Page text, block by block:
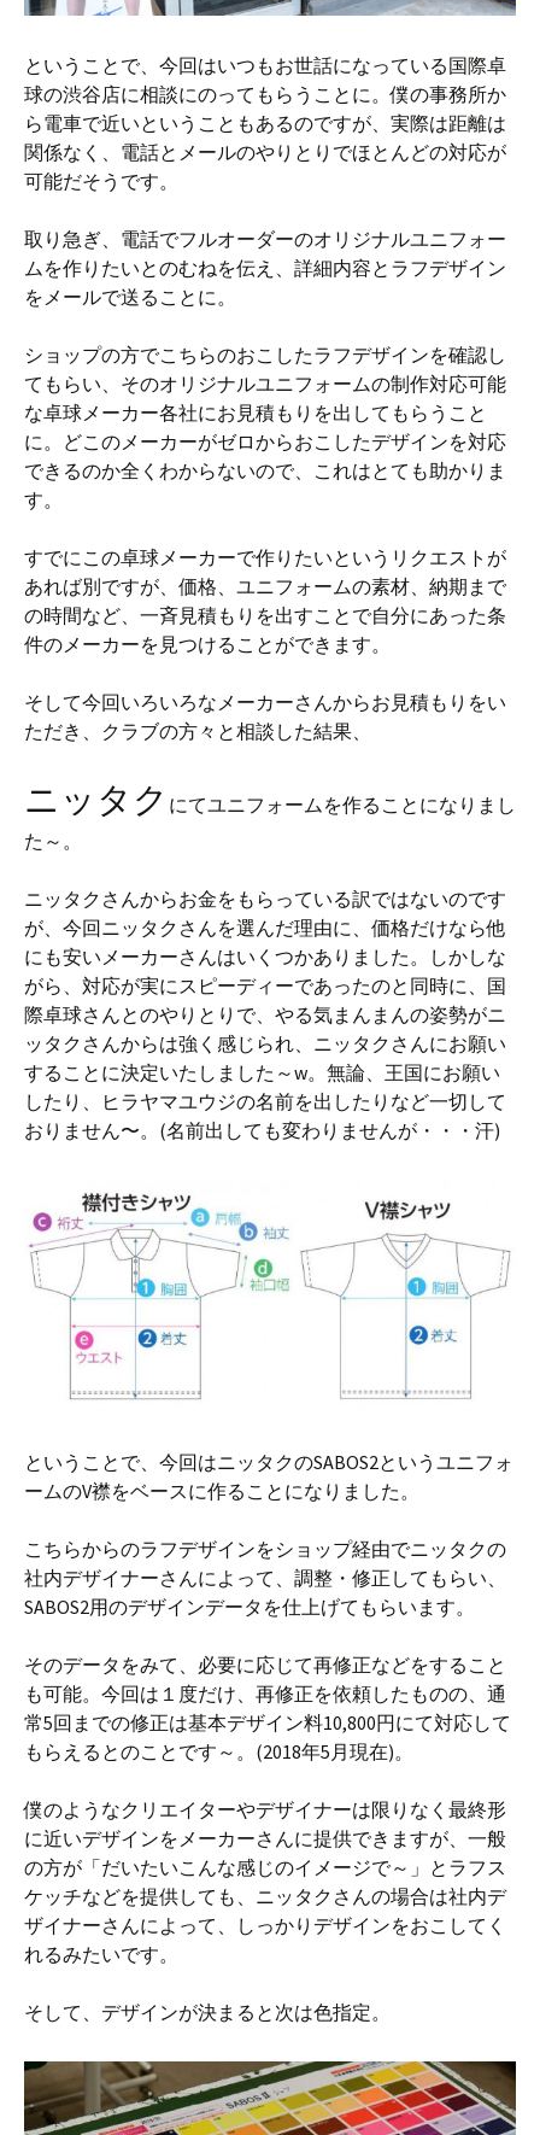
ということで、今回はいつもお世話になっている国際卓
球の渋谷店に相談にのってもらうことに。僕の事務所か
ら電車で近いということもあるのですが、実際は距離は
関係なく、電話とメールのやりとりでほとんどの対応が
可能だそうです。
取り急ぎ、電話でフルオーダーのオリジナルユニフォー
ムを作りたいとのむねを伝え、詳細内容とラフデザイン
をメールで送ることに。
ショップの方でこちらのおこしたラフデザインを確認し
てもらい、そのオリジナルユニフォームの制作対応可能
な卓球メーカー各社にお見積もりを出してもらうこと
に。どこのメーカーがゼロからおこしたデザインを対応
できるのか全くわからないので、これはとても助かりま
す。
すでにこの卓球メーカーで作りたいというリクエストが
あれば別ですが、価格、ユニフォームの素材、納期まで
の時間など、一斉見積もりを出すことで自分にあった条
件のメーカーを見つけることができます。
そして今回いろいろなメーカーさんからお見積もりをい
ただき、クラブの方々と相談した結果、
ニッタク にてユニフォームを作ることになりまし
た～。
ニッタクさんからお金をもらっている訳ではないのです
が、今回ニッタクさんを選んだ理由に、価格だけなら他
にも安いメーカーさんはいくつかありました。しかしな
がら、対応が実にスピーディーであったのと同時に、国
際卓球さんとのやりとりで、やる気まんまんの姿勢がニ
ッタクさんからは強く感じられ、ニッタクさんにお願い
することに決定いたしました～w。無論、王国にお願い
したり、ヒラヤマユウジの名前を出したりなど一切して
おりません〜。(名前出しても変わりませんが・・・汗)
ということで、今回はニッタクのSABOS2というユニフォ
ームのV襟をベースに作ることになりました。
こちらからのラフデザインをショップ経由でニッタクの
社内デザイナーさんによって、調整・修正してもらい、
SABOS2用のデザインデータを仕上げてもらいます。
そのデータをみて、必要に応じて再修正などをすること
も可能。今回は１度だけ、再修正を依頼したものの、通
常5回までの修正は基本デザイン料10,800円にて対応して
もらえるとのことです～。(2018年5月現在)。
僕のようなクリエイターやデザイナーは限りなく最終形
に近いデザインをメーカーさんに提供できますが、一般
の方が「だいたいこんな感じのイメージで～」とラフス
ケッチなどを提供しても、ニッタクさんの場合は社内デ
ザイナーさんによって、しっかりデザインをおこしてく
れるみたいです。
そして、デザインが決まると次は色指定。